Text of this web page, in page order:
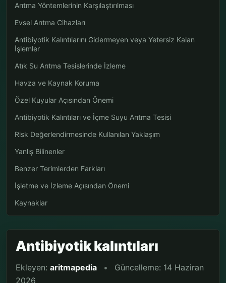
Arıtma Yöntemlerinin Karşılaştırılması
Evsel Arıtma Cihazları
Antibiyotik Kalıntılarını Gidermeyen veya Yetersiz Kalan
İşlemler
Atık Su Arıtma Tesislerinde İzleme
Havza ve Kaynak Koruma
Özel Kuyular Açısından Önemi
Antibiyotik Kalıntıları ve İçme Suyu Arıtma Tesisi
Risk Değerlendirmesinde Kullanılan Yaklaşım
Yanlış Bilinenler
Benzer Terimlerden Farkları
İşletme ve İzleme Açısından Önemi
Kaynaklar
Antibiyotik kalıntıları
Ekleyen: aritmapedia •
Güncelleme: 14 Haziran
2026